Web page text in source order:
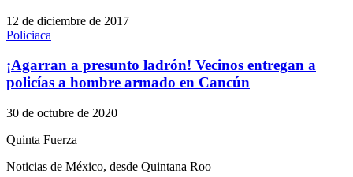
12 de diciembre de 2017
Policiaca
¡Agarran a presunto ladrón! Vecinos entregan a
policías a hombre armado en Cancún
30 de octubre de 2020
Quinta Fuerza
Noticias de México, desde Quintana Roo